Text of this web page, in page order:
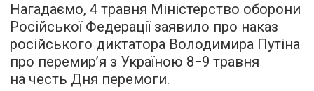
Нагадаємо, 4 травня Міністерство оборони
Російської Федерації заявило про наказ
російського диктатора Володимира Путіна
про перемир’я з Україною 8−9 травня
на честь Дня перемоги.